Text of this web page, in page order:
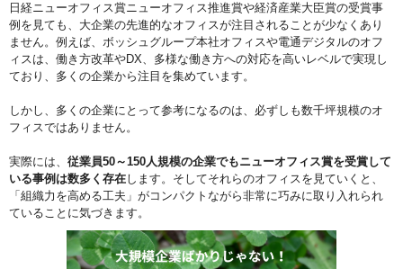
日経ニューオフィス賞ニューオフィス推進賞や経済産業大臣賞の受賞事
例を見ても、大企業の先進的なオフィスが注目されることが少なくあり
ません。例えば、ボッシュグループ本社オフィスや電通デジタルのオフ
ィスは、働き方改革やDX、多様な働き方への対応を高いレベルで実現し
ており、多くの企業から注目を集めています。
しかし、多くの企業にとって参考になるのは、必ずしも数千坪規模のオ
フィスではありません。
実際には、 従業員50～150人規模の企業でもニューオフィス賞を受賞して
いる事例は数多く存在します。そしてそれらのオフィスを見ていくと、
「組織力を高める工夫」がコンパクトながら非常に巧みに取り入れられ
ていることに気づきます。